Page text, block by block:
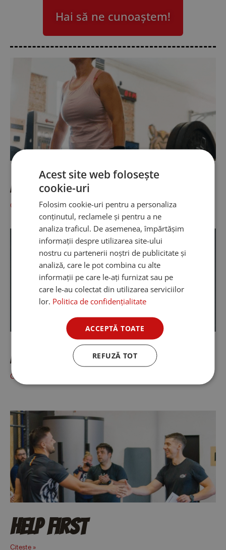
Hai să ne cunoaștem!
Povestea Irinei
Citeste »
Povestea lui Andrei
Citeste »
Help First
Citeste »
Acest site web folosește
cookie-uri
Folosim cookie-uri pentru a personaliza
conținutul, reclamele și pentru a ne
analiza traficul. De asemenea, împărtășim
informații despre utilizarea site-ului
nostru cu partenerii noștri de publicitate și
analiză, care le pot combina cu alte
informații pe care le-ați furnizat sau pe
care le-au colectat din utilizarea serviciilor
lor. Politica de confidențialitate
ACCEPTĂ TOATE
REFUZĂ TOT